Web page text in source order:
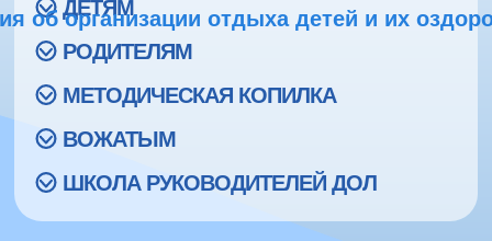
об организации отдыха детей и их
ДЕТЯМ
РОДИТЕЛЯМ
МЕТОДИЧЕСКАЯ КОПИЛКА
ВОЖАТЫМ
ШКОЛА РУКОВОДИТЕЛЕЙ ДОЛ